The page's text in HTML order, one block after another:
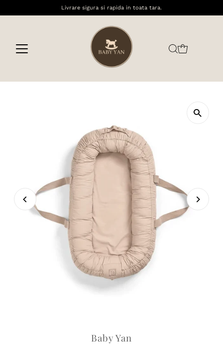
Livrare sigura si rapida in toata tara.
Baby Yan